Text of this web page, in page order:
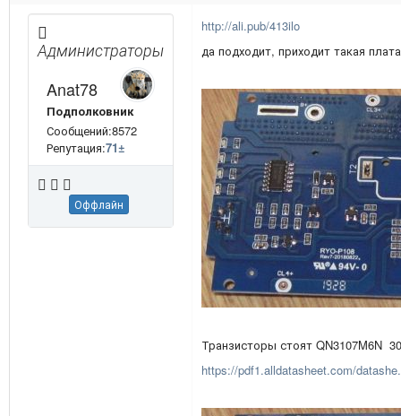
Администраторы
Anat78
Подполковник
Сообщений:8572
Репутация:71±
Оффлайн
http://ali.pub/413ilo
да подходит, приходит такая
Транзисторы стоят QN3107M6N
https://pdf1.alldatasheet.com/